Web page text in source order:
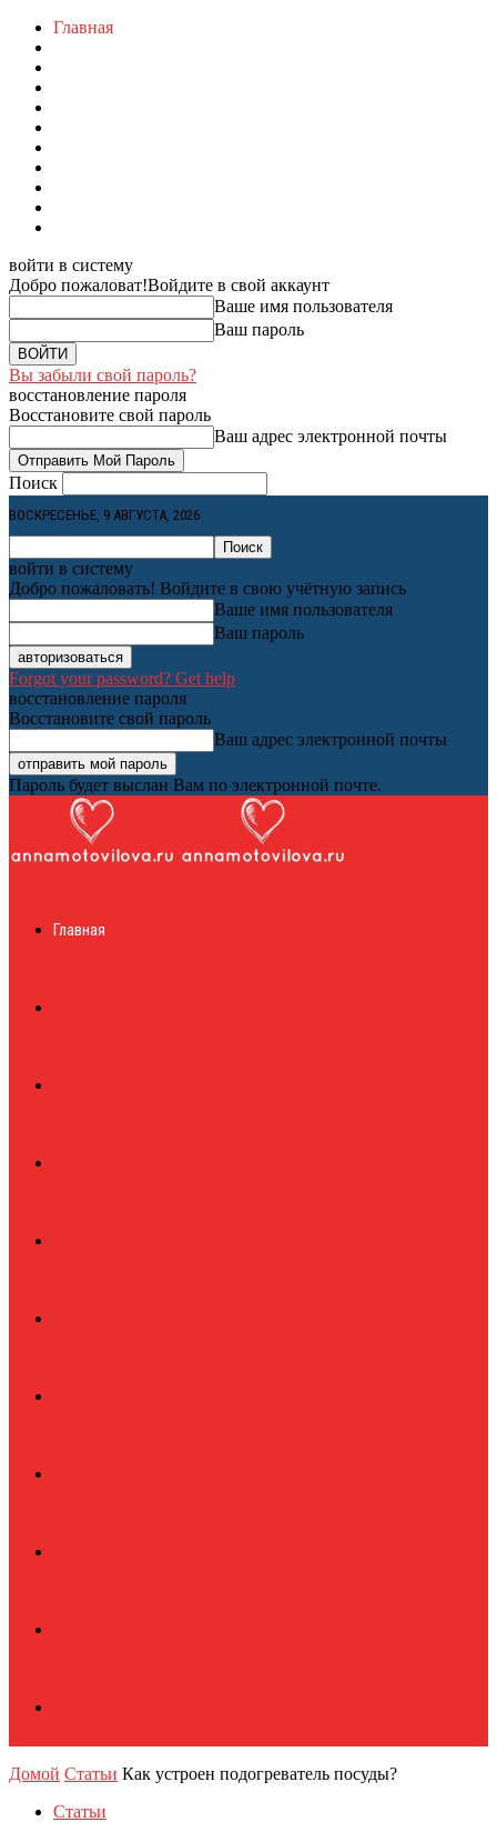
Главная
войти в систему
Добро пожаловат!Войдите в свой аккаунт
Ваше имя пользователя
Ваш пароль
Вы забыли свой пароль?
восстановление пароля
Восстановите свой пароль
Ваш адрес электронной почты
Поиск
ВОСКРЕСЕНЬЕ, 9 АВГУСТА, 2026
войти в систему
Добро пожаловать! Войдите в свою учётную запись
Ваше имя пользователя
Ваш пароль
Forgot your password? Get help
восстановление пароля
Восстановите свой пароль
Ваш адрес электронной почты
Пароль будет выслан Вам по электронной почте.
журналГлавная
Домой Статьи Как устроен подогреватель посуды?
Статьи